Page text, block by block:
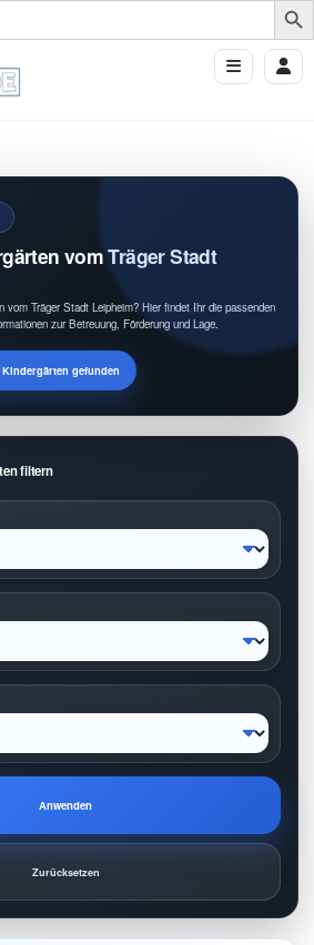
vom Träger Stadt
vom Träger Stadt Leipheim? Hier findet Ihr die passenden
zur Betreuung, Förderung und Lage.
gefunden
filtern
Anwenden
Zurücksetzen